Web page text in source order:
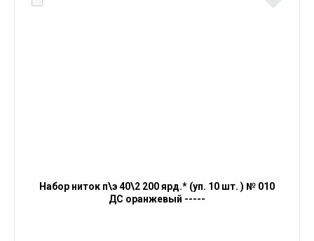
Набор ниток п\э 40\2 200 ярд.* (уп. 10 шт. ) № 010
ДС оранжевый -----